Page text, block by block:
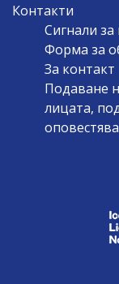
Контакти
Сигнали
Форма за
За контакт
Подаване
лицата,